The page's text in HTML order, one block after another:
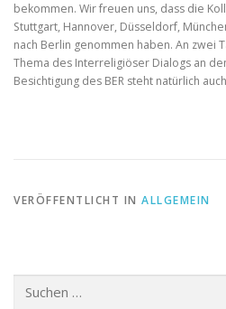
bekommen. Wir freuen uns, dass die
Stuttgart, Hannover, Düsseldorf,
nach Berlin genommen haben. An zwei
Thema des Interreligiöser Dialogs an
Besichtigung des BER steht natürlich
VERÖFFENTLICHT IN ALLGEMEIN
nach: